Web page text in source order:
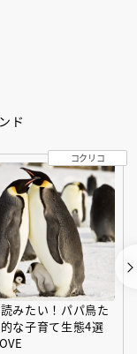
ド
みたい！パパ鳥た
な子育て生態4選
コクリコ